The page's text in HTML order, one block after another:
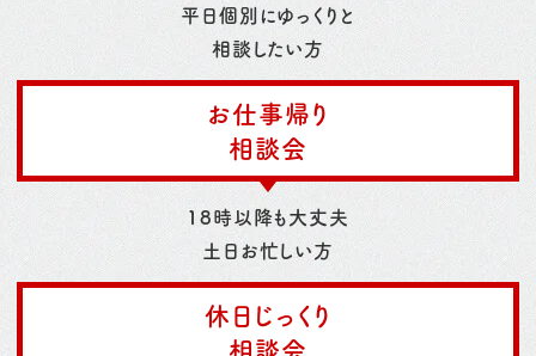
平日個別にゆっくりと
相談したい方
お仕事帰り
相談会
18時以降も大丈夫
土日お忙しい方
休日じっくり